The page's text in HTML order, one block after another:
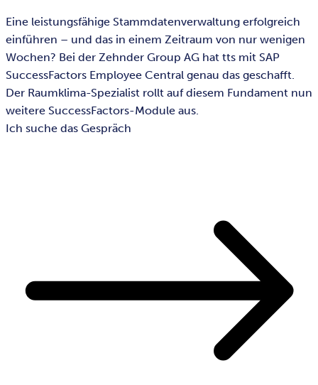
Eine leistungsfähige Stammdatenverwaltung erfolgreich
einführen – und das in einem Zeitraum von nur wenigen
Wochen? Bei der Zehnder Group AG hat tts mit SAP
SuccessFactors Employee Central genau das geschafft.
Der Raumklima-Spezialist rollt auf diesem Fundament nun
weitere SuccessFactors-Module aus.
Ich suche das Gespräch